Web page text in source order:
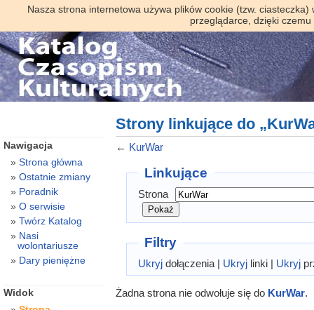
Nasza strona internetowa używa plików cookie (tzw.
przeglądarce, dzięki
Strony linkujące do
← KurWar
Linkujące
Strona
Filtry
Ukryjdołączenia | Ukryjlinki | Ukryj
Żadna strona nie odwołuje się do KurWar.
Nawigacja
Strona główna
Ostatnie zmiany
Poradnik
O serwisie
Twórz Katalog
Nasi
wolontariusze
Dary pieniężne
Widok